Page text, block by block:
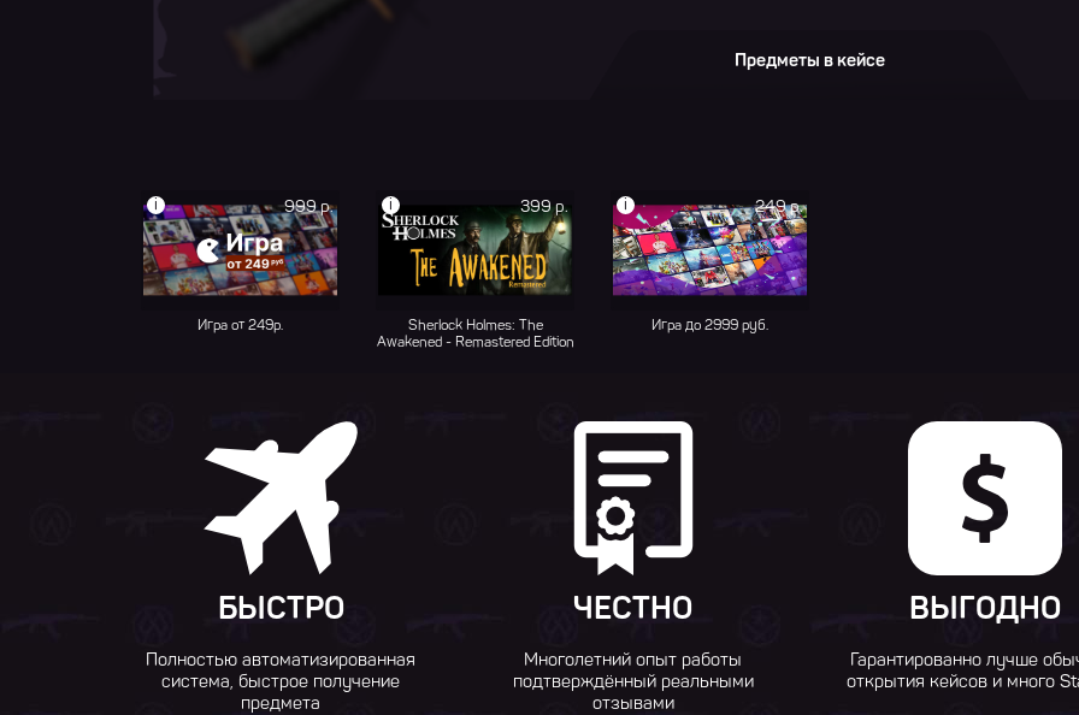
Предметы в кейсе
999 р.
i
Игра от 249р.
399 р.
i
Sherlock Holmes: The
Awakened - Remastered Edition
249 р.
i
Игра до 2999 руб.
БЫСТРО
Полностью автоматизированная
система, быстрое получение
предмета
ЧЕСТНО
Многолетний опыт работы
подтверждённый реальными
отзывами
ВЫГОДНО
Гарантированно лучше
открытия кейсов и много